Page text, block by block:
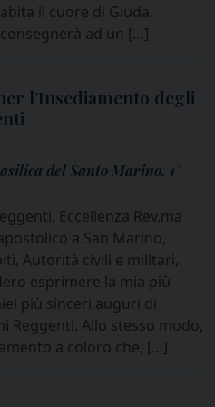
il cuore di Giuda.
ad un […]
l’Insediamento degli
del Santo Marino, 1°
Eccellenza Rev.ma
a San Marino,
Autorità civili e militari,
esprimere la mia più
più sinceri auguri di
Reggenti. Allo stesso modo,
a coloro che, […]